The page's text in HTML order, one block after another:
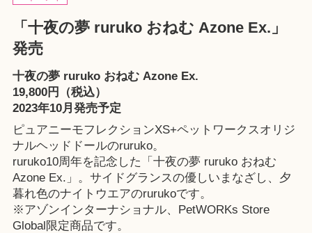
「十夜の夢 ruruko おねむ Azone Ex.」
発売
十夜の夢 ruruko おねむ Azone Ex.
19,800円（税込）
2023年10月発売予定
ピュアニーモフレクションXS+ペットワークスオリジ
ナルヘッドドールのruruko。
ruruko10周年を記念した「十夜の夢 ruruko おねむ
Azone Ex.」。サイドグランスの優しいまなざし、夕
暮れ色のナイトウエアのrurukoです。
※アゾンインターナショナル、 PetWORKs Store
Global限定商品です。